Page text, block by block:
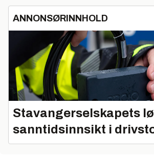
ANNONSØRINNHOLD
Stavangerselskapets
sanntidsinnsikt i